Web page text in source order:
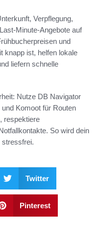
Verpflegung,
Minute-Angebote auf
und
knapp ist, helfen lokale
liefern schnelle
Nutze DB Navigator
Komoot für Routen
respektiere
So wird dein
stressfrei.
Twitter
Pinterest